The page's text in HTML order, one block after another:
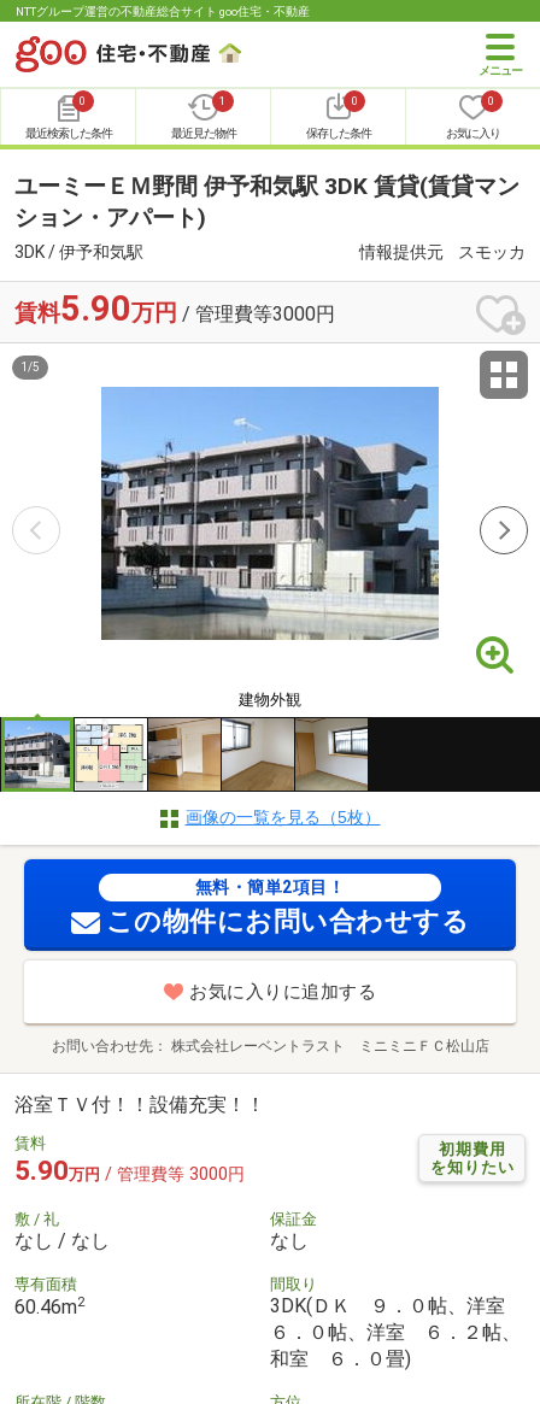
NTTグループ運営の不動産総合サイト goo住宅・不動産
0
最近検索した条件
1
最近見た物件
0
保存した条件
0
お気に入り
ユーミーＥＭ野間 伊予和気駅 3DK 賃貸(賃貸マン
ション・アパート)
3DK / 伊予和気駅 情報提供元 スモッカ
賃料5.90万円 / 管理費等3000円
建物外観
1 /5
画像の一覧を見る（5枚）
無料・簡単2項目！
この物件にお問い合わせする
お気に入りに追加する
お問い合わせ先 株式会社レーベントラスト ミニミニＦＣ松山店
浴室ＴＶ付！！設備充実！！
初期費用
を知りたい
賃料
5.90万円 / 管理費等 3000円
敷 / 礼
なし / なし
保証金
なし
専有面積
60.46m2
間取り
3DK(ＤＫ ９．０帖、洋室
６．０帖、洋室 ６．２帖、
和室 ６．０畳)